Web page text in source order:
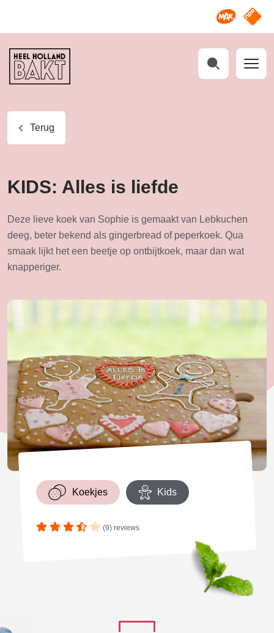
Omroep
NPO
Heel
Holland
Bakt
Terug
KIDS: Alles is liefde
Deze lieve koek van Sophie is gemaakt van Lebkuchen
deeg, beter bekend als gingerbread of peperkoek. Qua
smaak lijkt het een beetje op ontbijtkoek, maar dan wat
knapperiger.
Koekjes Kids
(9) reviews